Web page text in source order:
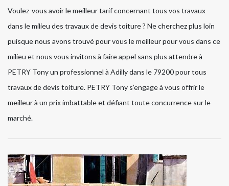
Voulez-vous avoir le meilleur tarif concernant tous vos travaux
dans le milieu des travaux de devis toiture ? Ne cherchez plus loin
puisque nous avons trouvé pour vous le meilleur pour vous dans ce
milieu et nous vous invitons à faire appel sans plus attendre à
PETRY Tony un professionnel à Adilly dans le 79200 pour tous
travaux de devis toiture. PETRY Tony s’engage à vous offrir le
meilleur à un prix imbattable et défiant toute concurrence sur le
marché.